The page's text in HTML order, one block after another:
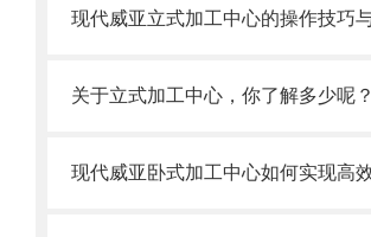
关于立式加工中心，你了解多少呢？